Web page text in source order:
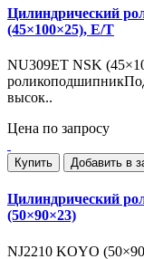
Цилиндрический
(45×100×25), E/T
NU309ET NSK
высок..
Цена по запросу
Купить Добавить в
Цилиндрический
(50×90×23)
NJ2210 KOYO